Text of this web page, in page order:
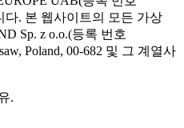
다. 본 웹사이트의 모든 가상
Sp. z o.o.(등록 번호
Poland, 00-682 및 그 계열사
.